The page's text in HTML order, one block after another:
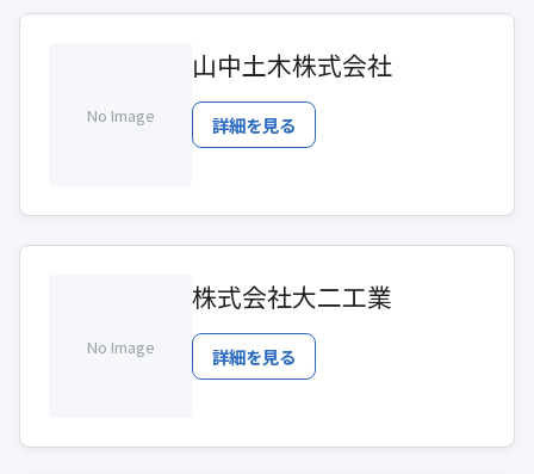
No Image
山中土木株式会社
詳細を見る
No Image
株式会社大二工業
詳細を見る